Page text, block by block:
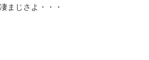
まじさよ・・・